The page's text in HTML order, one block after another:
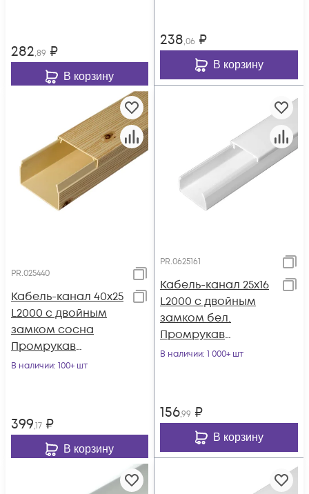
282,89 ₽
В корзину
238,06 ₽
В корзину
PR.025440
Кабель-канал 40х25
L2000 с двойным
замком сосна
Промрукав
PR.025440
В наличии: 100+ шт
399,17 ₽
В корзину
PR.0625161
Кабель-канал 25х16
L2000 с двойным
замком бел.
Промрукав
PR.0625161
В наличии: 1 000+ шт
156,99 ₽
В корзину